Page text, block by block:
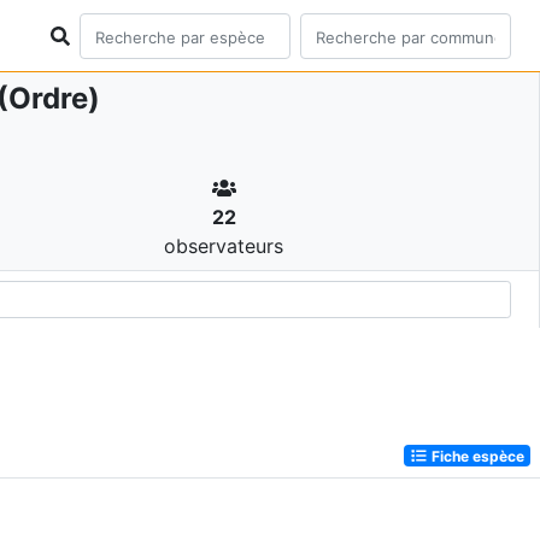
(Ordre)
22
observateurs
Fiche espèce